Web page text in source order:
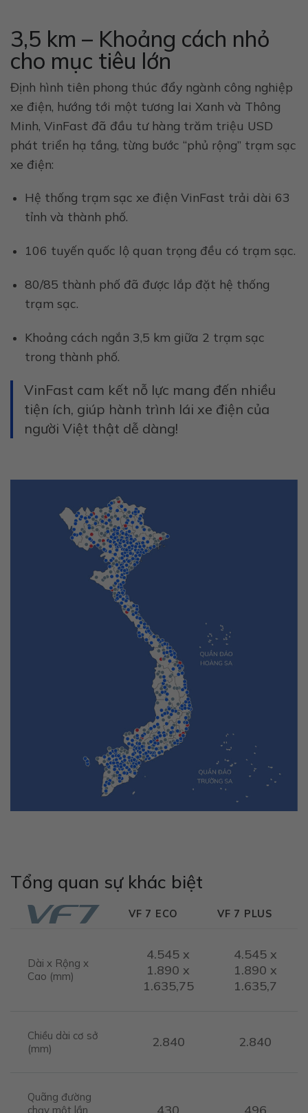
3,5 km – Khoảng cách nhỏ
cho mục tiêu lớn
Định hình tiên phong thúc đẩy ngành công nghiệp
xe điện, hướng tới một tương lai Xanh và Thông
Minh, VinFast đã đầu tư hàng trăm triệu USD
phát triển hạ tầng, từng bước “phủ rộng” trạm sạc
xe điện:
Hệ thống trạm sạc xe điện VinFast trải dài 63
tỉnh và thành phố.
106 tuyến quốc lộ quan trọng đều có trạm sạc.
80/85 thành phố đã được lắp đặt hệ thống
trạm sạc.
Khoảng cách ngắn 3,5 km giữa 2 trạm sạc
trong thành phố.
VinFast cam kết nỗ lực mang đến nhiều
tiện ích, giúp hành trình lái xe điện của
người Việt thật dễ dàng!
Tổng quan sự khác biệt
VF 7 ECO VF 7 PLUS
Dài x Rộng x
Cao (mm)
4.545 x
1.890 x
1.635,75
4.545 x
1.890 x
1.635,7
Chiều dài cơ sở
(mm)
2.840 2.840
Quãng đường
chạy một lần
430 496